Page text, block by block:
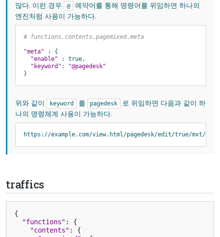
많다. 이런 경우
@
예약어를 통해 명령어를 위임하면 하나의
엔진처럼 사용이 가능하다.
# functions.contents.pagemixed.meta
"meta" :
{
"enable"
: true ,
"keyword" :
"@pagedesk"
}
위와 같이 keyword 를 pagedesk
로 위임하면 다음과 같이 하
나의 명령체계 사용이 가능하다.
https : //example. com/view. html /pagedesk/edit/true/mxt/
traffics
{
"functions" :
{
"contents" :
{